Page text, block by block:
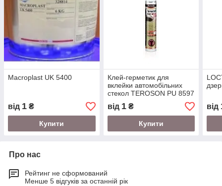
Macroplast UK 5400
від 1 ₴
Купити
Клей-герметик для
вклейки автомобільних
стекол TEROSON PU 8597
HMLC
від 1₴
Купити
від
Про нас
Рейтинг не сформований
Менше 5 відгуків за останній рік